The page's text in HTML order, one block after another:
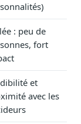
: peu de
fort
et
avec les